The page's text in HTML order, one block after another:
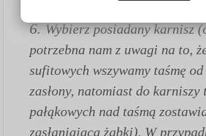
6.Wybierz posiadany karnisz
potrzebna nam z uwagi na to,
sufitowych wszywamy taśmę
zasłony, natomiast do
pałąkowych nad taśmą
zasłaniającą żabki). W